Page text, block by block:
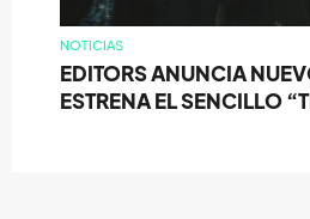
NOTICIAS
EDITORS ANUNCIA
ESTRENA EL SENCILLO